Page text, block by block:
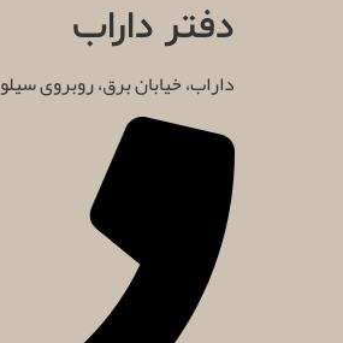
دفتر داراب
داراب، خیابان برق، روبروی سیلو